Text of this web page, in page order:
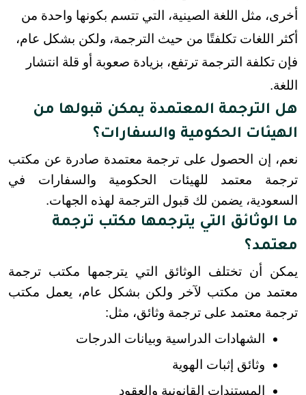
أخرى، مثل اللغة الصينية، التي تتسم بكونها واحدة من
أكثر اللغات تكلفتًا من حيث الترجمة، ولكن بشكل عام،
فإن تكلفة الترجمة ترتفع، بزيادة صعوبة أو قلة انتشار
اللغة.
هل الترجمة المعتمدة يمكن قبولها من
الهيئات الحكومية والسفارات؟
السعودية، يضمن لك قبول الترجمة لهذه الجهات.
ما الوثائق التي يترجمها مكتب ترجمة
معتمد؟
ترجمة معتمد على ترجمة وثائق، مثل:
الشهادات الدراسية وبيانات الدرجات
وثائق إثبات الهوية
المستندات القانونية والعقود